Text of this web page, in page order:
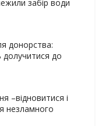
забір води
донорства:
долучитися до
–відновитися і
незламного